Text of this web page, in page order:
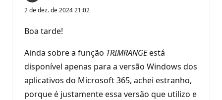
2 de dez. de 2024 21:02
Boa tarde!
Ainda sobre a função TRIMRANGEestá
disponível apenas para a versão Windows dos
aplicativos do Microsoft 365, achei estranho,
porque é justamente essa versão que utilizo e